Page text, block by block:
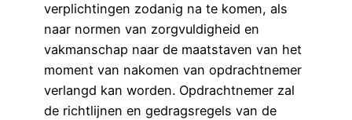
verplichtingen zodanig na te komen, als
naar normen van zorgvuldigheid en
vakmanschap naar de maatstaven van het
moment van nakomen van opdrachtnemer
verlangd kan worden. Opdrachtnemer zal
de richtlijnen en gedragsregels van de